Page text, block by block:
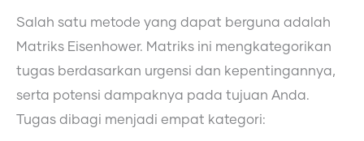
Salah satu metode yang dapat berguna adalah
Matriks Eisenhower. Matriks ini mengkategorikan
tugas berdasarkan urgensi dan kepentingannya,
serta potensi dampaknya pada tujuan Anda.
Tugas dibagi menjadi empat kategori: